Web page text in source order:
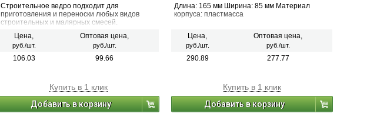
Строительное ведро подходит для
приготовления и переноски любых видов
строительных и малярных смесей.
количество сколов и повреждений. Имеет
оцинкованную рукоятку и мерную шкалу,
позволяющую с точностью соблюдать
Цена,
руб./шт.
Оптовая цена,
руб./шт.
106.03 99.66
Купить в 1 клик
Добавить в корзину
Длина: 165 мм Ширина: 85 мм Материал
корпуса: пластмасса
Цена,
руб./шт.
Оптовая цена,
руб./шт.
290.89 277.77
Купить в 1 клик
Добавить в корзину